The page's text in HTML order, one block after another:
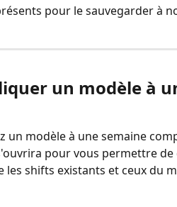
pour le sauvegarder à
un modèle à
un modèle à une semaine
pour vous permettre
shifts existants et ceux du